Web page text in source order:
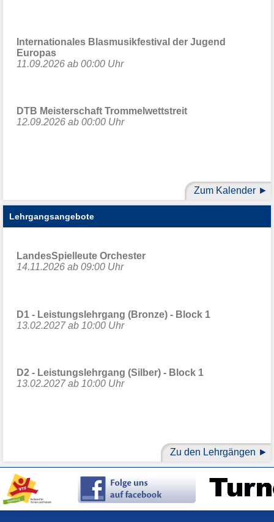
Internationales Blasmusikfestival der Jugend
Europas
11.09.2026 ab 00:00 Uhr
DTB Meisterschaft Trommelwettstreit
12.09.2026 ab 00:00 Uhr
Zum Kalender
Lehrgangsangebote
LandesSpielleute Orchester
14.11.2026 ab 09:00 Uhr
D1 - Leistungslehrgang (Bronze) - Block 1
13.02.2027 ab 10:00 Uhr
D2 - Leistungslehrgang (Silber) - Block 1
13.02.2027 ab 10:00 Uhr
Zu den Lehrgängen